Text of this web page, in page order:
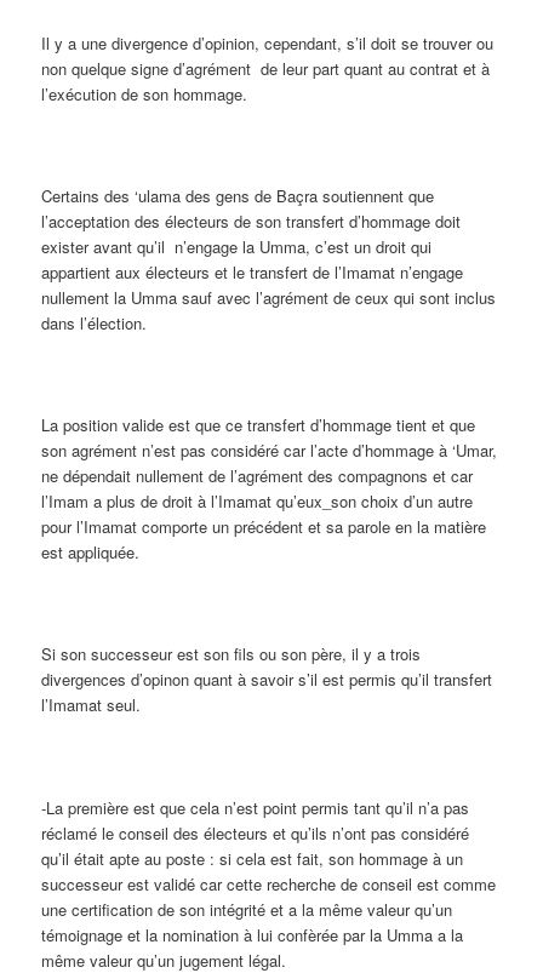
Il y a une divergence d’opinion, cependant, s’il doit se trouver ou
non quelque signe d’agrément de leur part quant au contrat et à
l’exécution de son hommage.
Certains des ‘ulama des gens de Baçra soutiennent que
l’acceptation des électeurs de son transfert d’hommage doit
exister avant qu’il n’engage la Umma, c’est un droit qui
appartient aux électeurs et le transfert de l’Imamat n’engage
nullement la Umma sauf avec l’agrément de ceux qui sont inclus
dans l’élection.
La position valide est que ce transfert d’hommage tient et que
son agrément n’est pas considéré car l’acte d’hommage à ‘Umar,
ne dépendait nullement de l’agrément des compagnons et car
l’Imam a plus de droit à l’Imamat qu’eux_son choix d’un autre
pour l’Imamat comporte un précédent et sa parole en la matière
est appliquée.
Si son successeur est son fils ou son père, il y a trois
divergences d’opinon quant à savoir s’il est permis qu’il transfert
l’Imamat seul.
-La première est que cela n’est point permis tant qu’il n’a pas
réclamé le conseil des électeurs et qu’ils n’ont pas considéré
qu’il était apte au poste : si cela est fait, son hommage à un
successeur est validé car cette recherche de conseil est comme
une certification de son intégrité et a la même valeur qu’un
témoignage et la nomination à lui confèrée par la Umma a la
même valeur qu’un jugement légal.